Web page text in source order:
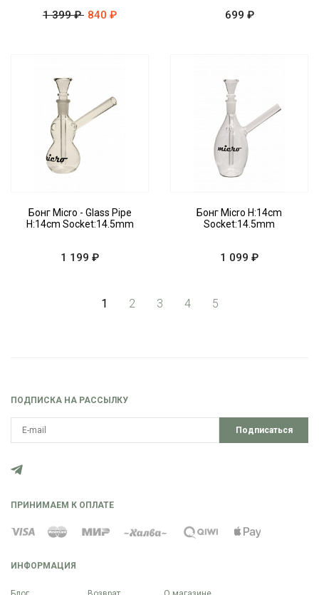
1 399 ₽ 840 ₽ 699 ₽
Бонг Micro - Glass Pipe
H:14cm Socket:14.5mm
1 199 ₽
Бонг Micro H:14cm
Socket:14.5mm
1 099 ₽
1 2 3 4 5
ИНФОРМАЦИЯ
ПОДПИСКА НА РАССЫЛКУ
Подписаться
ПРИНИМАЕМ К ОПЛАТЕ